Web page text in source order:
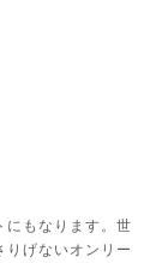
にもなります。世
りげないオンリー